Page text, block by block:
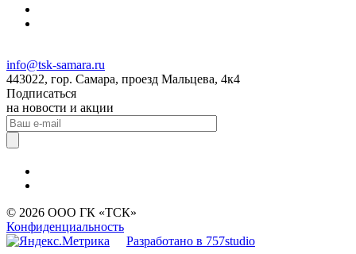
info@tsk-samara.ru
443022, гор. Самара, проезд Мальцева, 4к4
Подписаться
на новости и акции
© 2026 ООО ГК «ТСК»
Конфиденциальность
Разработано в 757studio